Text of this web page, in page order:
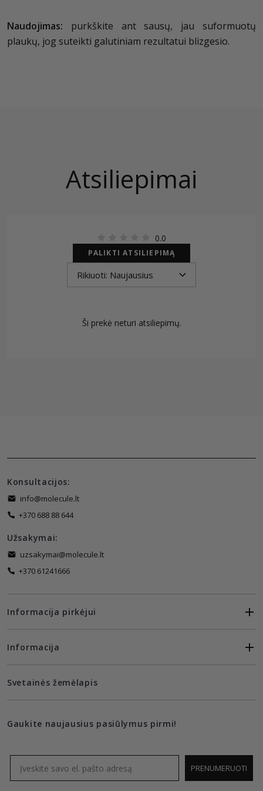
Naudojimas: purkškite ant sausų, jau suformuotų
plaukų, jog suteikti galutiniam rezultatui blizgesio.
Atsiliepimai
0.0
PALIKTI ATSILIEPIMĄ
Ši prekė neturi atsiliepimų.
Konsultacijos:
info@molecule.lt
+370 688 88 644
Užsakymai:
uzsakymai@molecule.lt
+370 61241666
Informacija pirkėjui
Informacija
Svetainės žemėlapis
Gaukite naujausius pasiūlymus pirmi!
PRENUMERUOTI